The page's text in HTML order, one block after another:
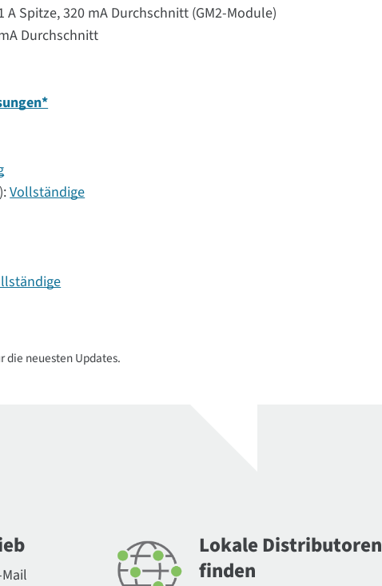
A Spitze, 320 mA Durchschnitt (GM2-Module)
Durchschnitt
Vollständige
die neuesten Updates.
Lokale Distributoren
finden